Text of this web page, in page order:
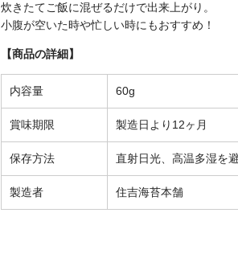
炊きたてご飯に混ぜるだけで出来上がり。
小腹が空いた時や忙しい時にもおすすめ！
【商品の詳細】
内容量 60g
賞味期限 製造日より12ヶ月
保存方法 直射日光、高温多湿を
製造者 住吉海苔本舗